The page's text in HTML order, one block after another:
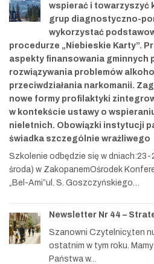
wspierać i towarzyszyć
grup diagnostyczno-
wykorzystać
procedurze „Niebieskie Karty”.
aspekty finansowania gminnych
rozwiązywania problemów
przeciwdziałania narkomanii.
nowe formy profilaktyki
w kontekście ustawy o
nieletnich. Obowiązki instytucji
świadka szczególnie wrażliwego
Szkolenie odbędzie się w dniach:23-
środa) w ZakopanemOśrodek
„Bel-Ami”ul. S. Goszczyńskiego…
Newsletter Nr 44 –
Szanowni Czytelnicy,ten
ostatnim w tym roku.
Państwa w…